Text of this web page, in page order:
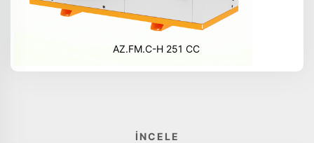
AZ.FM.C-H 251 CC
İNCELE